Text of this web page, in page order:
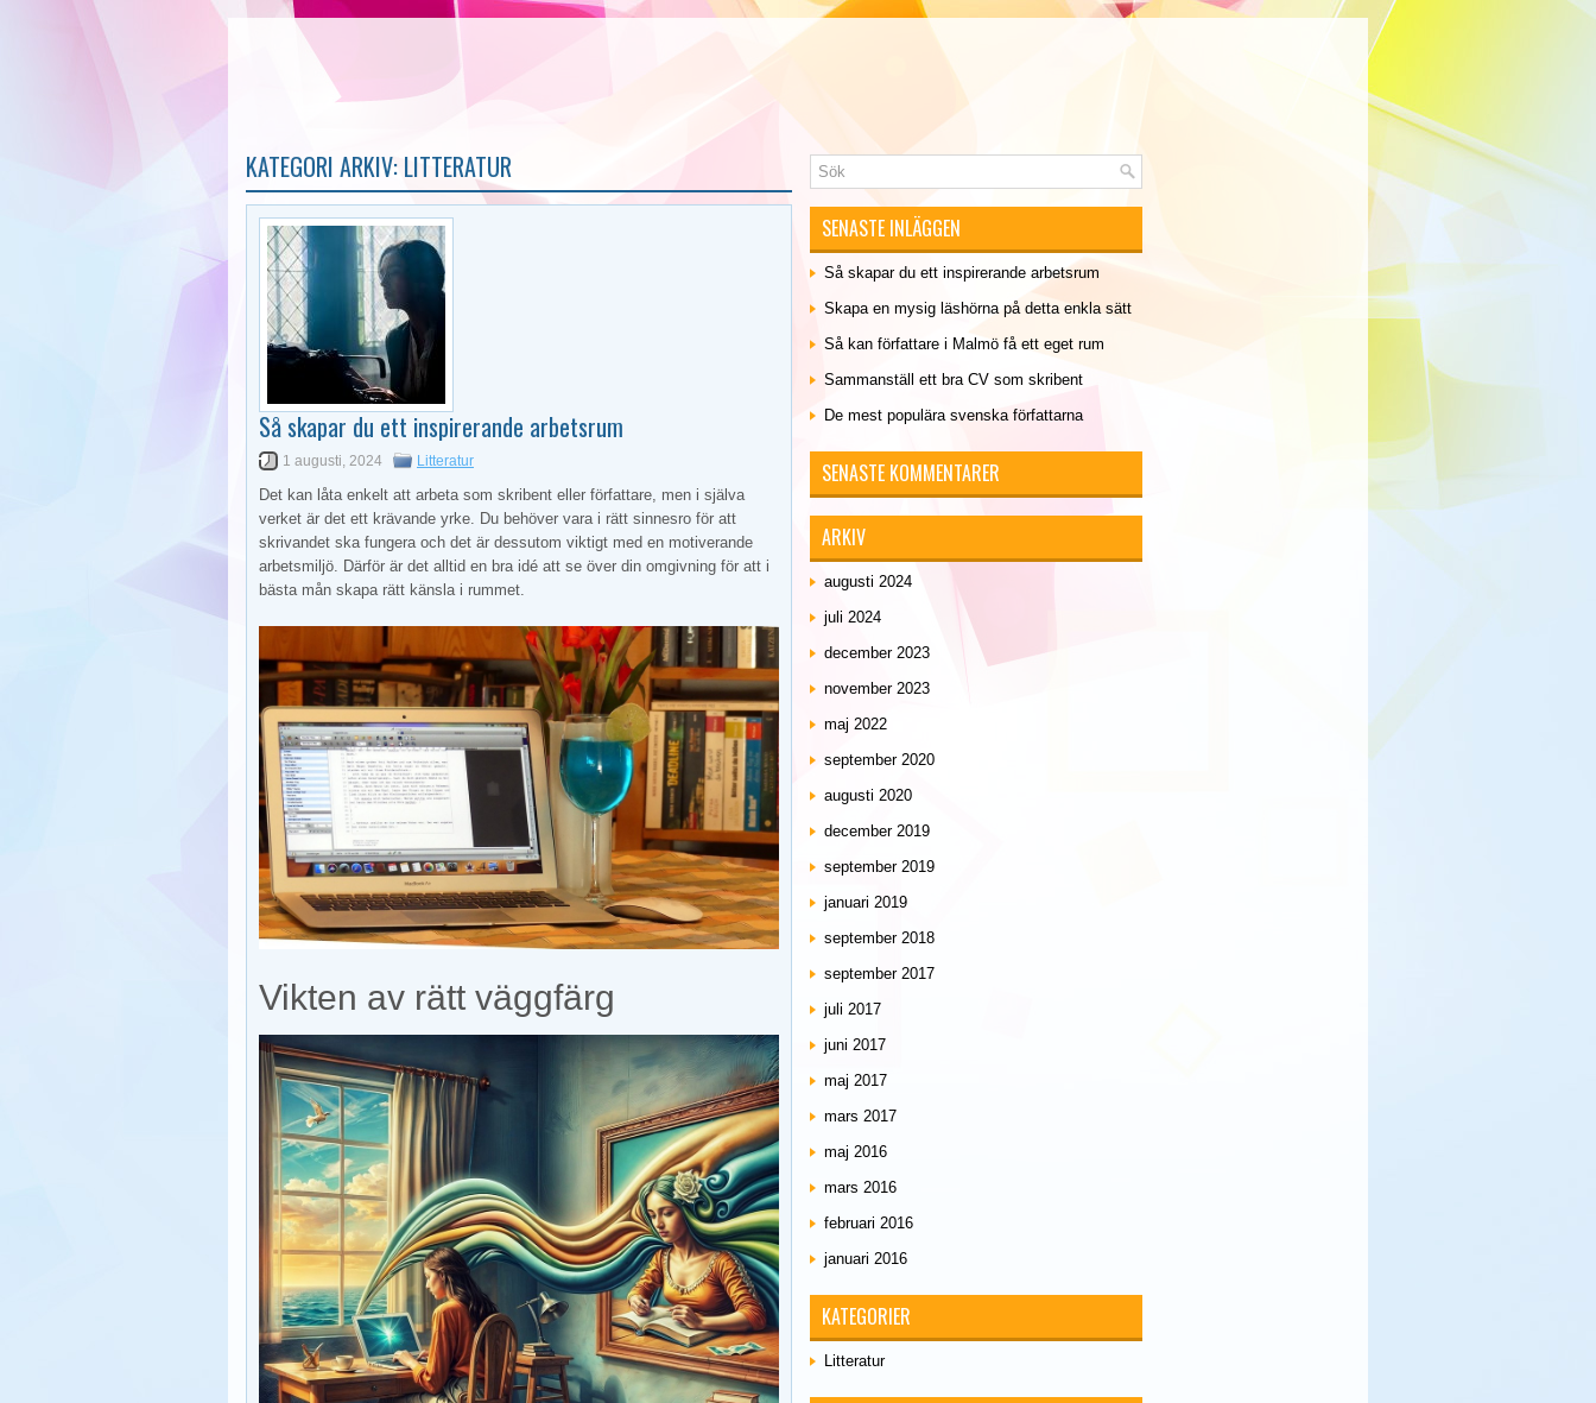
KATEGORI ARKIV: LITTERATUR
Så skapar du ett inspirerande arbetsrum
1 augusti, 2024 Litteratur
Det kan låta enkelt att arbeta som skribent eller författare, men i själva
verket är det ett krävande yrke. Du behöver vara i rätt sinnesro för att
skrivandet ska fungera och det är dessutom viktigt med en motiverande
arbetsmiljö. Därför är det alltid en bra idé att se över din omgivning för att i
bästa mån skapa rätt känsla i rummet.
Vikten av rätt väggfärg
SENASTE INLÄGGEN
Så skapar du ett inspirerande arbetsrum
Skapa en mysig läshörna på detta enkla sätt
Så kan författare i Malmö få ett eget rum
Sammanställ ett bra CV som skribent
De mest populära svenska författarna
SENASTE KOMMENTARER
ARKIV
augusti 2024
juli 2024
december 2023
november 2023
maj 2022
september 2020
augusti 2020
december 2019
september 2019
januari 2019
september 2018
september 2017
juli 2017
juni 2017
maj 2017
mars 2017
maj 2016
mars 2016
februari 2016
januari 2016
KATEGORIER
Litteratur